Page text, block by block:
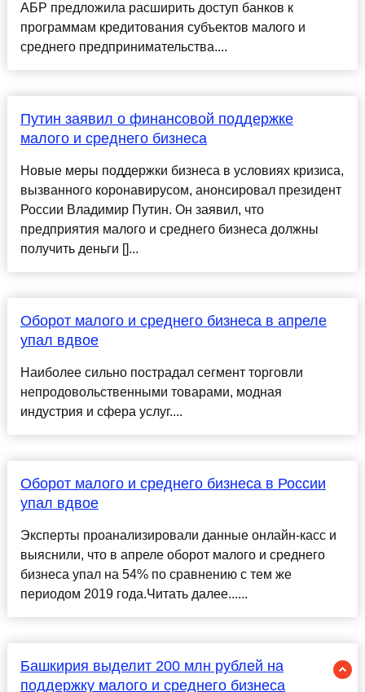
АБР предложила расширить доступ банков к
программам кредитования субъектов малого и
среднего предпринимательства....
Путин заявил о финансовой поддержке
малого и среднего бизнеса
Новые меры поддержки бизнеса в условиях кризиса,
вызванного коронавирусом, анонсировал президент
России Владимир Путин. Он заявил, что
предприятия малого и среднего бизнеса должны
получить деньги []...
Оборот малого и среднего бизнеса в апреле
упал вдвое
Наиболее сильно пострадал сегмент торговли
непродовольственными товарами, модная
индустрия и сфера услуг....
Оборот малого и среднего бизнеса в России
упал вдвое
Эксперты проанализировали данные онлайн-касс и
выяснили, что в апреле оборот малого и среднего
бизнеса упал на 54% по сравнению с тем же
периодом 2019 года.Читать далее......
Башкирия выделит 200 млн рублей на
поддержку малого и среднего бизнеса